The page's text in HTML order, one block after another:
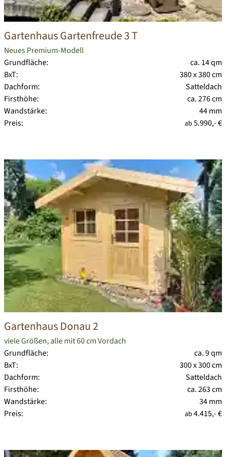
Gartenhaus Gartenfreude 3 T
Neues Premium-Modell
Grundfläche:
ca. 14 qm
BxT:
380 x 380 cm
Dachform:
Satteldach
Firsthöhe:
ca. 276 cm
Wandstärke:
44 mm
Preis:
ab 5.990,- €
Gartenhaus Donau 2
viele Größen, alle mit 60 cm Vordach
Grundfläche:
ca. 9 qm
BxT:
300 x 300 cm
Dachform:
Satteldach
Firsthöhe:
ca. 263 cm
Wandstärke:
34 mm
Preis:
ab 4.415,- €